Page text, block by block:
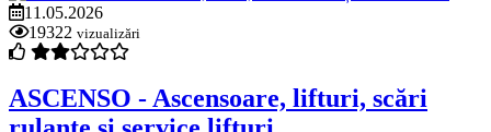
11.05.2026
19322 vizualizări
ASCENSO - Ascensoare, lifturi, scări